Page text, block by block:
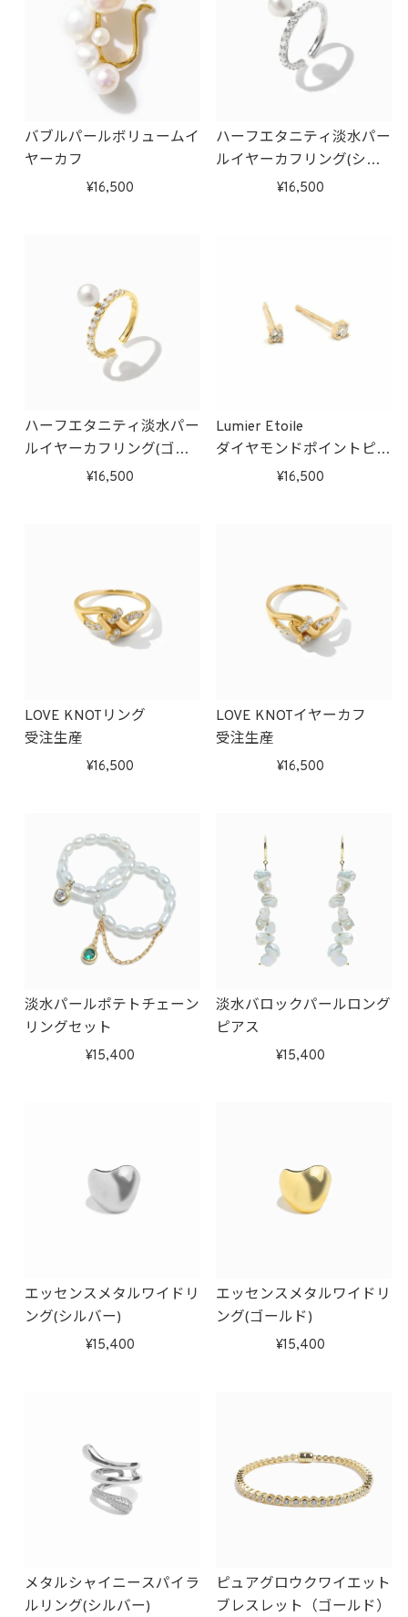
バブルパールボリュームイ
ヤーカフ
16,500
ハーフエタニティ淡水パー
ルイヤーカフリング(シル
16,500
ハーフエタニティ淡水パー
ルイヤーカフリング(ゴー
16,500
Lumier Etoile
ダイヤモンドポイントピア
ス(ゴールド)16,500
LOVE KNOTリング
受注生産
16,500
LOVE KNOTイヤーカフ
受注生産
16,500
淡水パールポテトチェーン
リングセット
15,400
淡水バロックパールロング
ピアス
15,400
エッセンスメタルワイドリ
ング(シルバー)
15,400
エッセンスメタルワイドリ
ング(ゴールド)
15,400
メタルシャイニースパイラ
ルリング(シルバー)
ピュアグロウクワイエット
ブレスレット（ゴールド）